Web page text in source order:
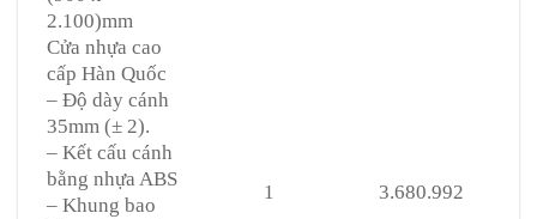
2.100)mm
Cửa nhựa cao
cấp Hàn Quốc
– Độ dày cánh
35mm (± 2).
– Kết cấu cánh
bằng nhựa ABS
– Khung bao
1 3.680.992